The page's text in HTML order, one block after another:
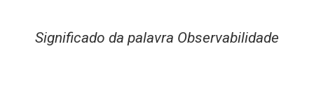
Significado da palavra Observabilidade